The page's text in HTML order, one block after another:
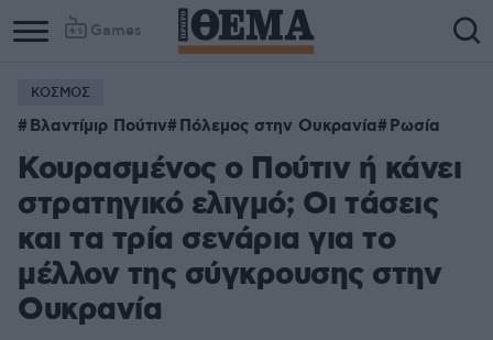
Games
ΚΟΣΜΟΣ
Βλαντίμιρ Πούτιν Πόλεμος στην Ουκρανία Ρωσία
Κουρασμένος ο Πούτιν ή κάνει
στρατηγικό ελιγμό; Οι τάσεις
και τα τρία σενάρια για το
μέλλον της σύγκρουσης στην
Ουκρανία